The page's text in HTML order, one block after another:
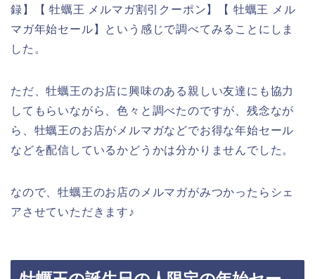
録】【 牡蠣王 メルマガ割引クーポン】【 牡蠣王 メル
マガ年始セール】という感じで調べてみることにしま
した。
ただ、牡蠣王のお店に興味のある親しい友達にも協力
してもらいながら、色々と調べたのですが、残念なが
ら、牡蠣王のお店がメルマガなどでお得な年始セール
などを配信しているかどうかは分かりませんでした。
なので、牡蠣王のお店のメルマガがみつかったらシェ
アさせていただきます♪